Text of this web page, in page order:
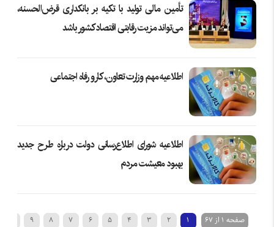
تأمین مالی تولید با تکیه بر بانکداری قرض‌الحسنه،
می‌تواند مزیت رقابتی اقتصاد کشور باشد
اطلاعیه مهم وزارت تعاون، کار و رفاه اجتماعی
اطلاعیه شورای اطلاع‌رسانی دولت درباره طرح جدید
بهبود معیشت مردم
صفحه 1 از 67 1
2
3
4
5
6
7
8
9